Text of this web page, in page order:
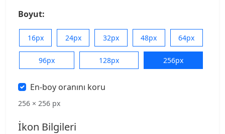
Boyut:
16px 24px 32px 48px 64px
96px 128px 256px
En-boy oranını koru
256 × 256 px
İkon Bilgileri